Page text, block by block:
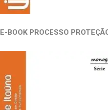
E-BOOK PROCESSO